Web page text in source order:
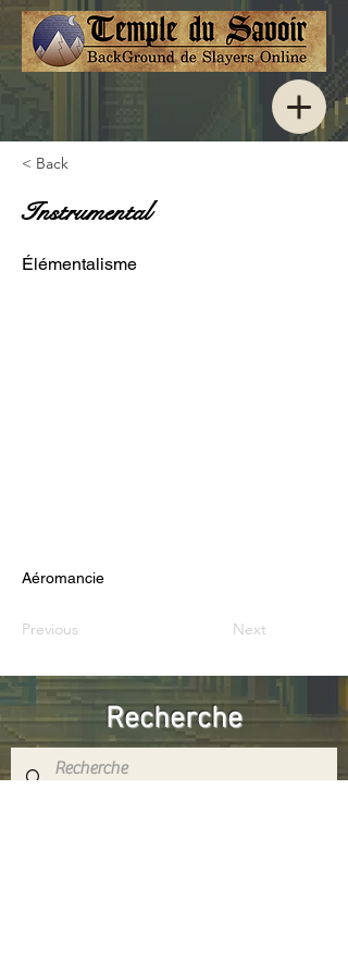
< Back
Instrumental
Élémentalisme
Aéromancie
Previous Next
Recherche